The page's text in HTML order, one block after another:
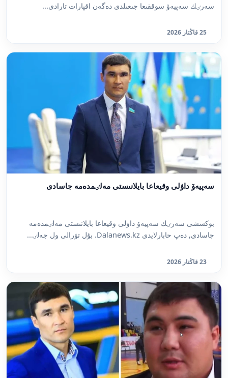
سەرٸك سەپيەۆ سوققىعا جىعىلدى دەگەن اقپارات تارادى...
25 قاڭتار 2026
سەپيەۆ داۋلى وقيعاعا بايلانىستى مەلٸمدەمە جاسادى
بوكسشى سەرٸك سەپيەۆ داۋلى وقيعاعا بايلانىستى مەلٸمدەمە
جاسادى, دەپ حابارلايدى Dalanews.kz. بۇل تۋرالى ول جەلٸ...
23 قاڭتار 2026